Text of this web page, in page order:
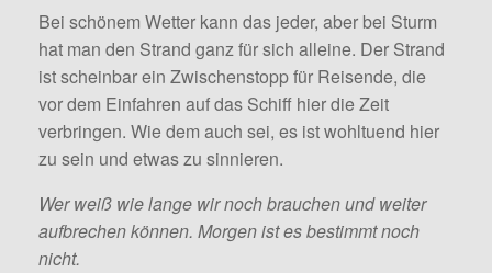
Bei schönem Wetter kann das jeder, aber bei Sturm
hat man den Strand ganz für sich alleine. Der Strand
ist scheinbar ein Zwischenstopp für Reisende, die
vor dem Einfahren auf das Schiff hier die Zeit
verbringen. Wie dem auch sei, es ist wohltuend hier
zu sein und etwas zu sinnieren.
Wer weiß wie lange wir noch brauchen und weiter
aufbrechen können. Morgen ist es bestimmt noch
nicht.